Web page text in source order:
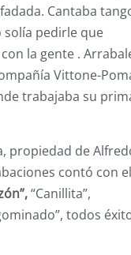
Cantaba
solía pedirle que
la gente .
Vittone-
trabajaba su
propiedad de
contó con el
“Canillita”,
todos